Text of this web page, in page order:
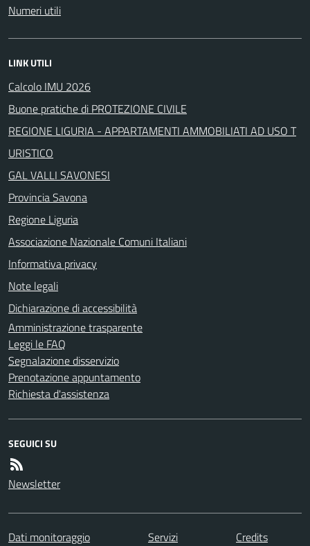
Numeri utili
LINK UTILI
Calcolo IMU 2026
Buone pratiche di PROTEZIONE CIVILE
REGIONE LIGURIA - APPARTAMENTI AMMOBILIATI AD USO T
URISTICO
GAL VALLI SAVONESI
Provincia Savona
Regione Liguria
Associazione Nazionale Comuni Italiani
Informativa privacy
Note legali
Dichiarazione di accessibilità
Amministrazione trasparente
Leggi le FAQ
Segnalazione disservizio
Prenotazione appuntamento
Richiesta d'assistenza
SEGUICI SU
Newsletter
Dati monitoraggio Servizi
Credits